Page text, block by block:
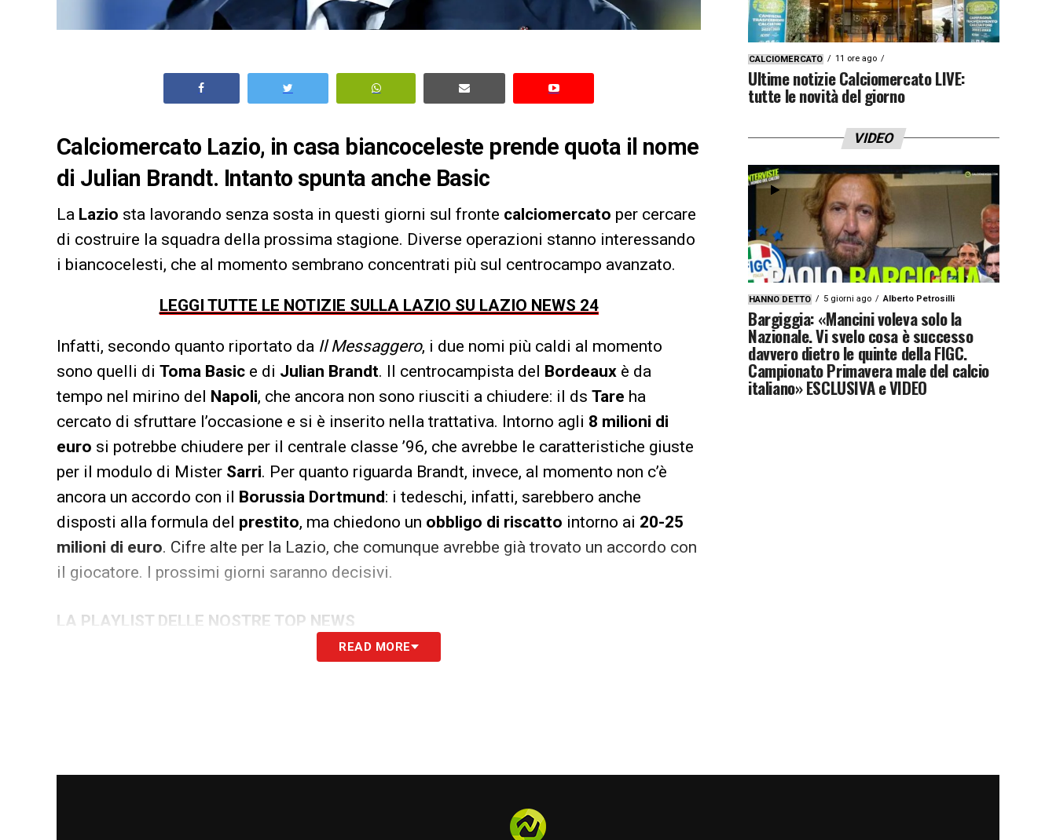
Calciomercato Lazio, in casa biancoceleste prende quota il nome
di Julian Brandt. Intanto spunta anche Basic
La Lazio sta lavorando senza sosta in questi giorni sul fronte calciomercato per cercare
di costruire la squadra della prossima stagione. Diverse operazioni stanno interessando
i biancocelesti, che al momento sembrano concentrati più sul centrocampo avanzato.
LEGGI TUTTE LE NOTIZIE SULLA LAZIO SU LAZIO NEWS 24
Infatti, secondo quanto riportato da Il Messaggero, i due nomi più caldi al momento
sono quelli di Toma Basic e di Julian Brandt. Il centrocampista del Bordeaux è da
tempo nel mirino del Napoli, che ancora non sono riusciti a chiudere: il ds Tare ha
cercato di sfruttare l’occasione e si è inserito nella trattativa. Intorno agli 8 milioni di
euro si potrebbe chiudere per il centrale classe ’96, che avrebbe le caratteristiche giuste
per il modulo di Mister Sarri. Per quanto riguarda Brandt, invece, al momento non c’è
ancora un accordo con il Borussia Dortmund: i tedeschi, infatti, sarebbero anche
disposti alla formula del prestito, ma chiedono un obbligo di riscatto intorno ai 20-25
milioni di euro. Cifre alte per la Lazio, che comunque avrebbe già trovato un accordo con
il giocatore. I prossimi giorni saranno decisivi.
LA PLAYLIST DELLE NOSTRE TOP NEWS
READ MORE
CALCIOMERCATO 11 ore ago
Ultime notizie Calciomercato LIVE:
tutte le novità del giorno
VIDEO
HANNO DETTO 5 giorni ago Alberto Petrosilli
Bargiggia: «Mancini voleva solo la
Nazionale. Vi svelo cosa è successo
davvero dietro le quinte della FIGC.
Campionato Primavera male del calcio
italiano» ESCLUSIVA e VIDEO